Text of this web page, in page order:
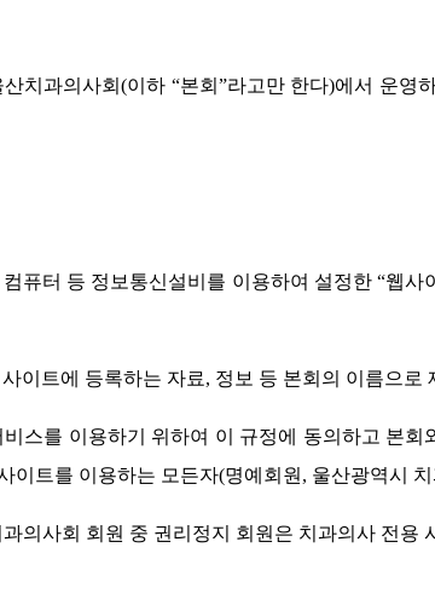
산치과의사회(이하 “본회”라고만 한다)에서 운
퓨터 등 정보통신설비를 이용하여 설정한 “웹사
이트에 등록하는 자료, 정보 등 본회의 이름으로
스를 이용하기 위하여 이 규정에 동의하고 본회
이트를 이용하는 모든자(명예회원, 울산광역시
의사회 회원 중 권리정지 회원은 치과의사 전용